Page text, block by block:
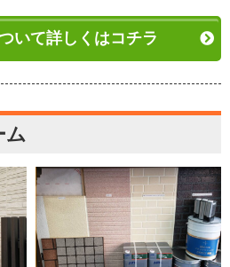
いて詳しくはコチラ
ム